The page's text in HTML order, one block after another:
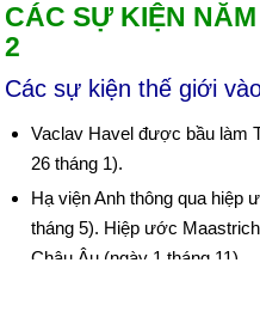
CÁC SỰ KIỆN
2
Các sự kiện thế giới
Vaclav Havel được bầu làm
26 tháng 1).
Hạ viện Anh thông qua hiệp
tháng 5). Hiệp ước
Châu Âu (ngày 1 tháng 11).
22 binh sĩ Liên hợp quốc bị